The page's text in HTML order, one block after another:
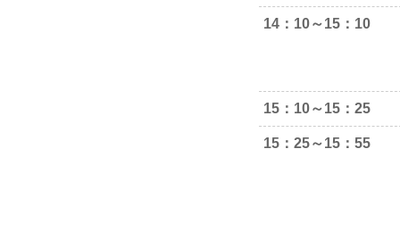
14：10～15：10
15：10～15：25
15：25～15：55